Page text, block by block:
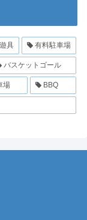
具 有料駐車場
バスケットゴール
場 BBQ